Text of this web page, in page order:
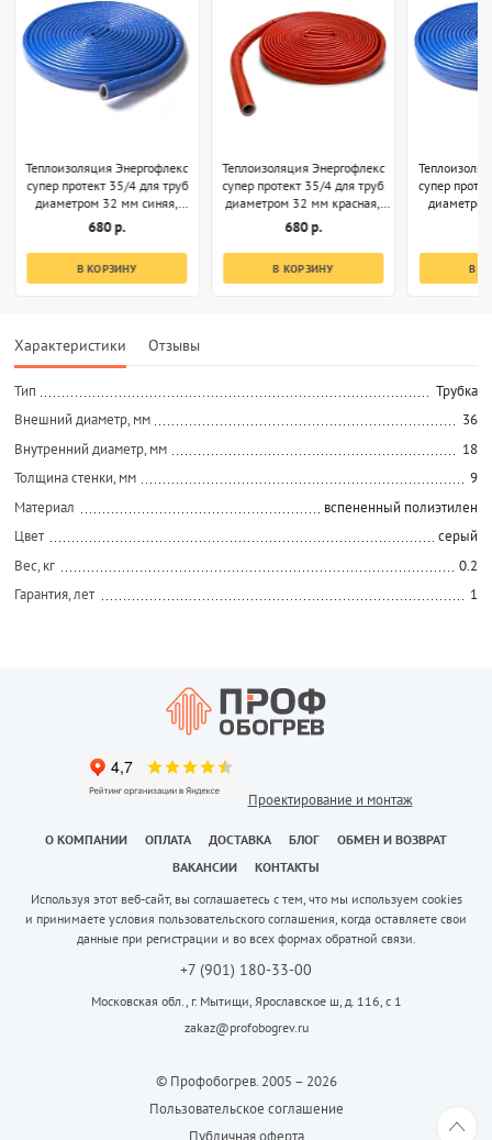
Теплоизоляция Энергофлекс
супер протект 35/4 для труб
диаметром 32 мм синяя,
бухта 11 м
680 р.
В КОРЗИНУ
Теплоизоляция Энергофлекс
супер протект 35/4 для труб
диаметром 32 мм красная,
бухта 11 м
680 р.
В КОРЗИНУ
супер
В
Характеристики Отзывы
Тип
Трубка
Внешний диаметр, мм
36
Внутренний диаметр, мм
18
Толщина стенки, мм
9
Материал
вспененный полиэтилен
Цвет
серый
Вес, кг
0.2
Гарантия, лет
1
Проектирование и монтаж
О КОМПАНИИ ОПЛАТА ДОСТАВКА БЛОГ
ОБМЕН И ВОЗВРАТ
ВАКАНСИИ
КОНТАКТЫ
Используя этот веб-сайт, вы соглашаетесь с тем, что мы используем cookies
и принимаете условия пользовательского соглашения, когда оставляете свои
данные при регистрации и во всех формах обратной связи.
+7 (901) 180-33-00
Московская обл., г. Мытищи, Ярославское ш, д. 116, с 1
zakaz@profobogrev.ru
© Профобогрев. 2005 – 2026
Пользовательское соглашение